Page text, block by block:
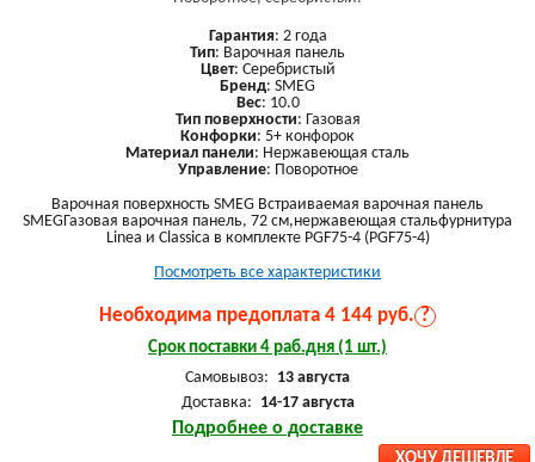
Гарантия: 2 года
Тип: Варочная панель
Цвет: Серебристый
Бренд: SMEG
Вес: 10.0
Тип поверхности: Газовая
Конфорки: 5+ конфорок
Материал панели: Нержавеющая сталь
Управление: Поворотное
Варочная поверхность SMEG Встраиваемая варочная панель
SMEGГазовая варочная панель, 72 см,нержавеющая стальфурнитура
Linea и Classica в комплекте PGF75-4 (PGF75-4)
Посмотреть все характеристики
Необходима предоплата 4 144 руб. ?
Срок поставки 4 раб.дня (1 шт.)
Самовывоз: 13 августа
Доставка: 14-17 августа
Подробнее о доставке